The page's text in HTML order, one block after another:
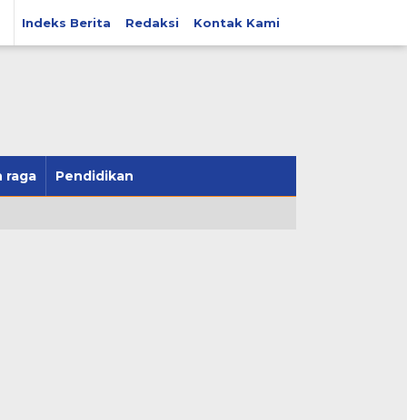
Indeks Berita Redaksi Kontak Kami
raga Pendidikan